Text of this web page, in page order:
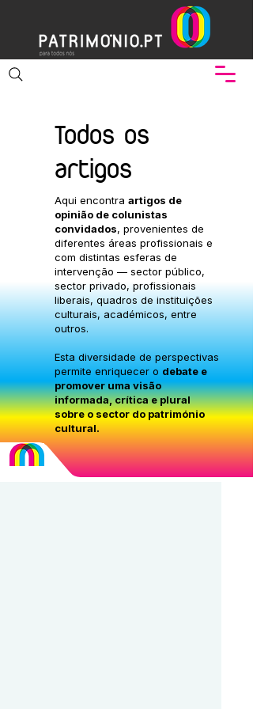
Todos os
artigos
Aqui encontra artigos de
opinião de colunistas
convidados, provenientes de
diferentes áreas profissionais e
com distintas esferas de
intervenção — sector público,
sector privado, profissionais
liberais, quadros de instituições
culturais, académicos, entre
outros.
Esta diversidade de perspectivas
permite enriquecer o debate e
promover uma visão
informada, crítica e plural
sobre o sector do património
cultural.